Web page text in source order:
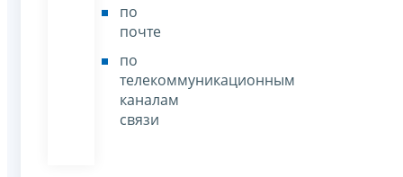
по
почте
по
телекоммуникационным
каналам
связи